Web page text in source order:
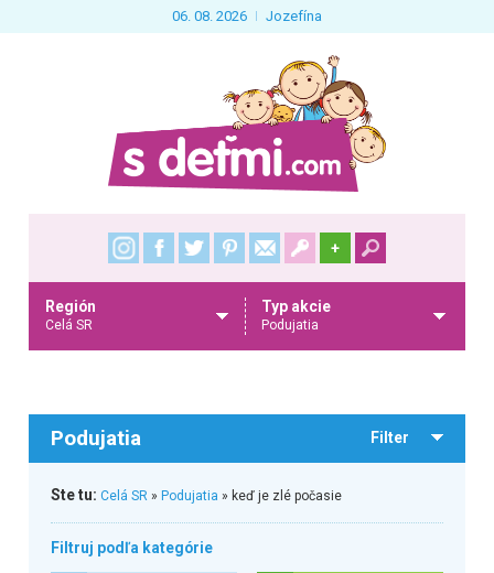
06. 08. 2026 Jozefína
+
Región
Celá SR
Typ akcie
Podujatia
Podujatia Filter
Ste tu: Celá SR» Podujatia » keď je zlé počasie
Filtruj podľa kategórie